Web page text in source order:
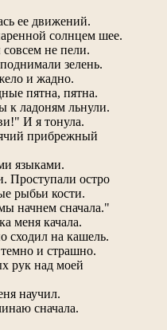
ее движений.
солнцем шее.
не пели.
зелень.
и жадно.
пятна, пятна.
к ладоням льнули.
И я тонула.
прибрежный
языками.
Проступали остро
рыбьи кости.
начнем сначала."
меня качала.
сходил на кашель.
и страшно.
рук над моей
научил.
сначала.